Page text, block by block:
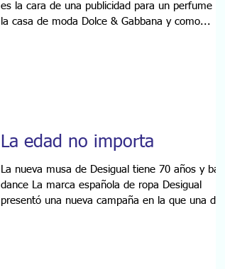
es la cara de una publicidad para un perfume de
la casa de moda Dolce & Gabbana y como...
La edad no importa
La nueva musa de Desigual tiene 70 años y baila
dance La marca española de ropa Desigual
presentó una nueva campaña en la que una de